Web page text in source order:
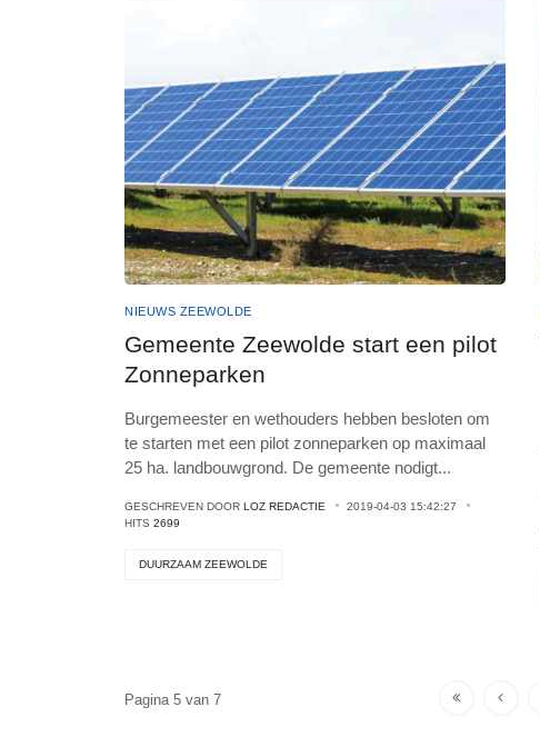
NIEUWS ZEEWOLDE
Gemeente Zeewolde start een pilot
Zonneparken
Burgemeester en wethouders hebben besloten om
te starten met een pilot zonneparken op maximaal
25 ha. landbouwgrond. De gemeente nodigt...
GESCHREVEN DOOR LOZ REDACTIE
2019-04-03 15:42:27
HITS 2699
DUURZAAM ZEEWOLDE
Pagina 5 van 7